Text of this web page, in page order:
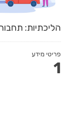
הליכתיות:
פריטי מידע
1